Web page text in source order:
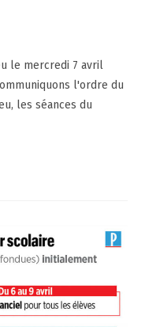
le mercredi 7 avril
l'ordre du
les séances du